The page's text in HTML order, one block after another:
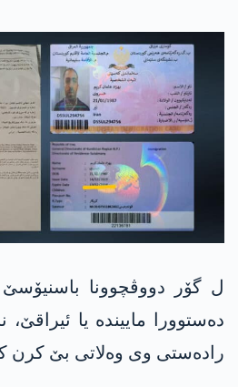
دەستوورا ماییندە یا
رادەستی وی وەلاتی بێ کرن